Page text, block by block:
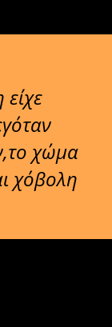
χώμα
χόβολη